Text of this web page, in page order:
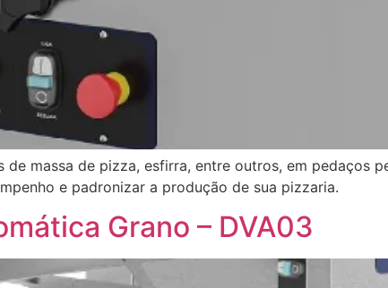
massa de pizza, esfirra, entre outros, em pedaços
e padronizar a produção de sua pizzaria.
Grano – DVA03